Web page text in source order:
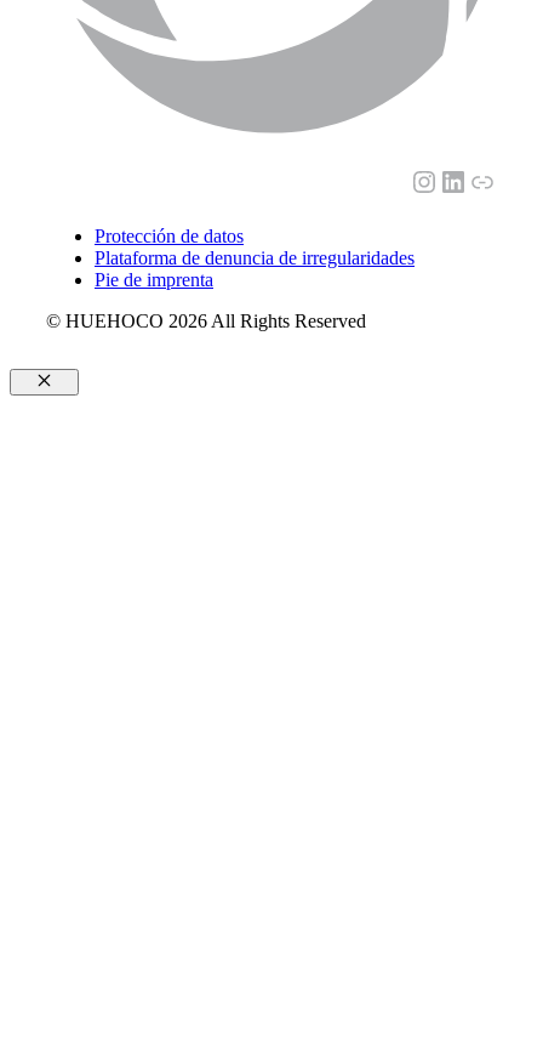
Instagram
Protección de datos
Plataforma de denuncia de irregularidades
Pie de imprenta
© HUEHOCO 2026 All Rights Reserved
Cerrar